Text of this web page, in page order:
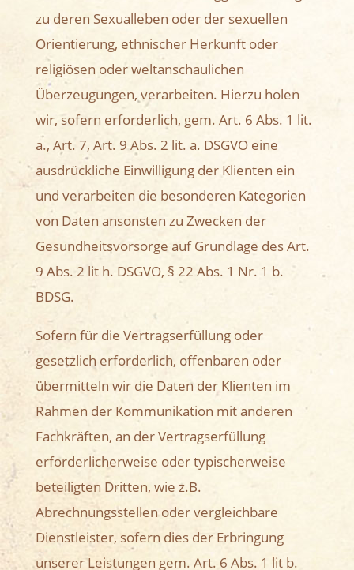
zu deren Sexualleben oder der sexuellen
Orientierung, ethnischer Herkunft oder
religiösen oder weltanschaulichen
Überzeugungen, verarbeiten. Hierzu holen
wir, sofern erforderlich, gem. Art. 6 Abs. 1 lit.
a., Art. 7, Art. 9 Abs. 2 lit. a. DSGVO eine
ausdrückliche Einwilligung der Klienten ein
und verarbeiten die besonderen Kategorien
von Daten ansonsten zu Zwecken der
Gesundheitsvorsorge auf Grundlage des Art.
9 Abs. 2 lit h. DSGVO, § 22 Abs. 1 Nr. 1 b.
BDSG.
Sofern für die Vertragserfüllung oder
gesetzlich erforderlich, offenbaren oder
übermitteln wir die Daten der Klienten im
Rahmen der Kommunikation mit anderen
Fachkräften, an der Vertragserfüllung
erforderlicherweise oder typischerweise
beteiligten Dritten, wie z.B.
Abrechnungsstellen oder vergleichbare
Dienstleister, sofern dies der Erbringung
unserer Leistungen gem. Art. 6 Abs. 1 lit b.